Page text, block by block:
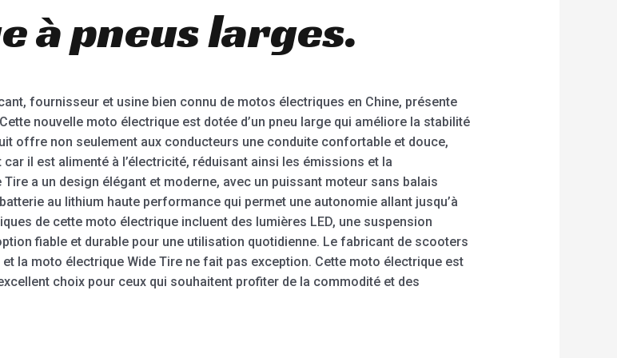
à pneus larges.
fournisseur et usine bien connu de motos électriques en Chine, présente
nouvelle moto électrique est dotée d’un pneu large qui améliore la stabilité
offre non seulement aux conducteurs une conduite confortable et douce,
il est alimenté à l’électricité, réduisant ainsi les émissions et la
a un design élégant et moderne, avec un puissant moteur sans balais
au lithium haute performance qui permet une autonomie allant jusqu’à
de cette moto électrique incluent des lumières LED, une suspension
fiable et durable pour une utilisation quotidienne. Le fabricant de scooters
la moto électrique Wide Tire ne fait pas exception. Cette moto électrique est
choix pour ceux qui souhaitent profiter de la commodité et des